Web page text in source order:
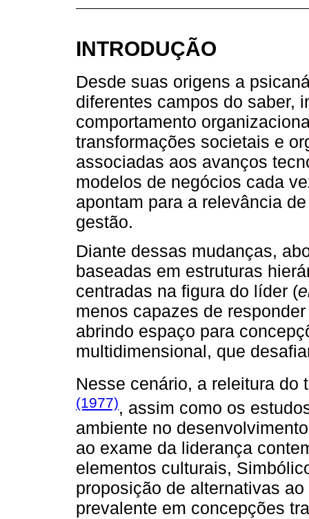
INTRODUÇÃO
Desde suas origens a
diferentes campos do saber,
comportamento
transformações societais e
associadas aos avanços
modelos de negócios cada
apontam para a relevância
gestão.
Diante dessas mudanças,
baseadas em estruturas
centradas na figura do líder (
menos capazes de
abrindo espaço para
multidimensional, que
Nesse cenário, a releitura
(1977), assim como os
ambiente no
ao exame da liderança
elementos culturais,
proposição de alternativas ao
prevalente em concepções